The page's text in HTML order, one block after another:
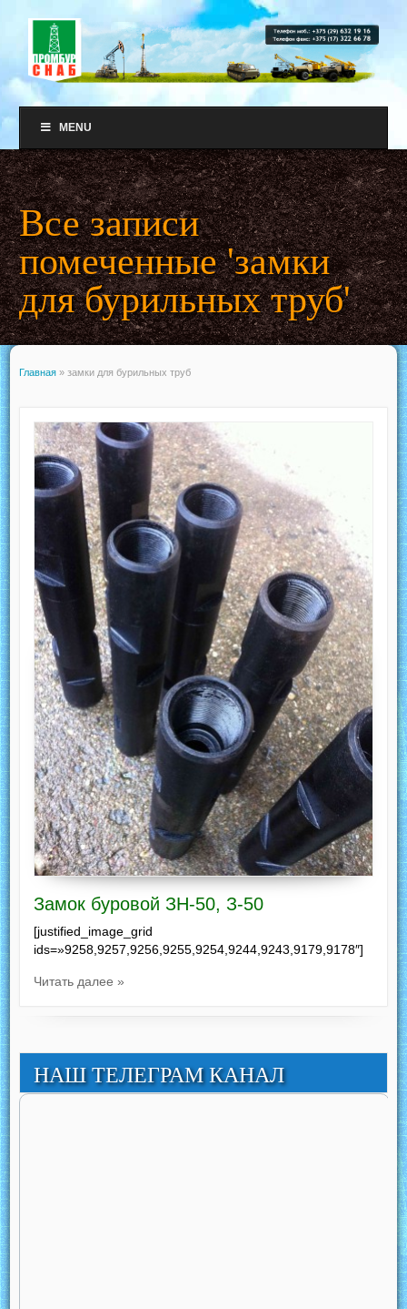
MENU
Все записи
помеченные 'замки
для бурильных труб'
Главная » замки для бурильных труб
Замок буровой ЗН-50, З-50
[justified_image_grid
ids=»9258,9257,9256,9255,9254,9244,9243,9179,9178″]
Читать далее »
НАШ ТЕЛЕГРАМ КАНАЛ